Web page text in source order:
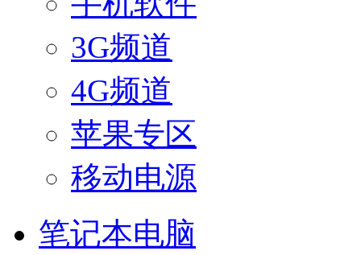
3G频道
4G频道
苹果专区
移动电源
笔记本电脑